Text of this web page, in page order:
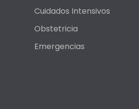
Cuidados Intensivos
Obstetricia
Emergencias